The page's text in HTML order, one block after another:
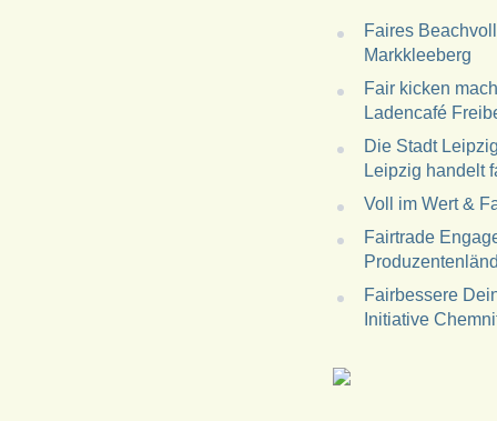
Faires
Markkleeberg
Fair kicken
Ladencafé
Die Stadt
Leipzig handelt
Voll im Wert &
Fairtrade
Fairbessere
Initiative